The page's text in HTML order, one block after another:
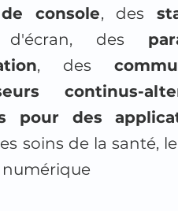
console, des
d'écran, des
, des
continus-
pour des
soins de la santé,